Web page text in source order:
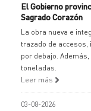
El Gobierno
Sagrado Corazón
La obra nueva e
trazado de accesos,
por debajo.
toneladas.
Leer más
03-08-2026